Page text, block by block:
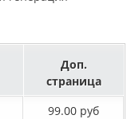
Доп.
страница
99.00 руб